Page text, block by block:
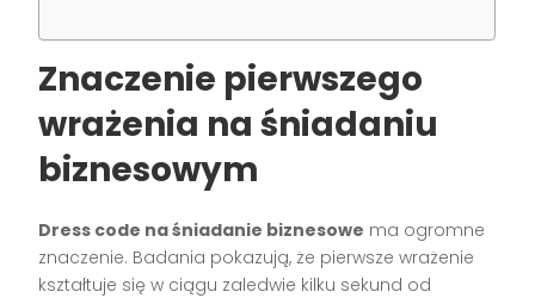
Znaczenie pierwszego
wrażenia na śniadaniu
biznesowym
Dress code na śniadanie biznesowe ma ogromne
znaczenie. Badania pokazują, że pierwsze wrażenie
kształtuje się w ciągu zaledwie kilku sekund od